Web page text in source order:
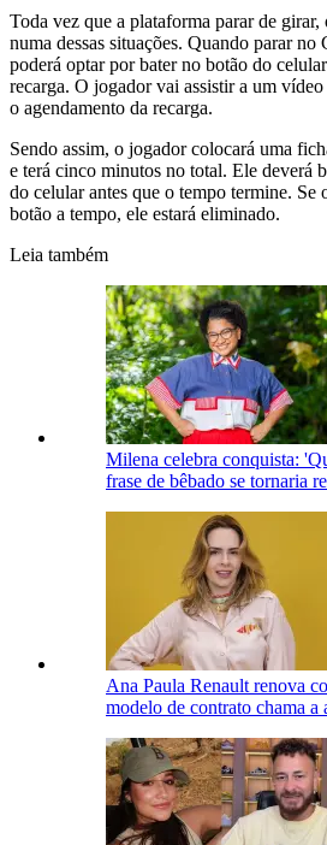
Toda vez que a plataforma parar de girar,
numa dessas situações. Quando parar
poderá optar por bater no botão do
recarga. O jogador vai assistir a um
o agendamento da recarga.
Sendo assim, o jogador colocará uma
e terá cinco minutos no total. Ele deverá
do celular antes que o tempo termine. Se
botão a tempo, ele estará eliminado.
Leia também
Milena celebra conquista:
frase de bêbado se tornaria
Ana Paula Renault renova
modelo de contrato chama a